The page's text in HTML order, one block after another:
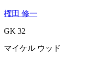
権田 修一
GK 32
マイケル ウッド